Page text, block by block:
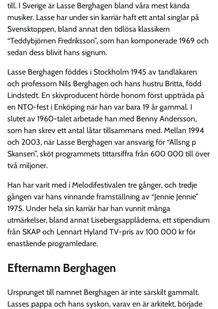
till. I Sverige är Lasse Berghagen bland våra mest kända
musiker. Lasse har under sin karriär haft ett antal singlar på
Svensktoppen, bland annat den tidlösa klassikern
“Teddybjörnen Fredriksson”, som han komponerade 1969 och
sedan dess blivit hans signum.
Lasse Berghagen föddes i Stockholm 1945 av tandläkaren
och professorn Nils Berghagen och hans hustru Britta, född
Lindstedt. En skivproducent hörde honom först uppträda på
en NTO-fest i Enköping när han var bara 19 år gammal. I
slutet av 1960-talet arbetade han med Benny Andersson,
som han skrev ett antal låtar tillsammans med. Mellan 1994
och 2003, när Lasse Berghagen var ansvarig för “Allsng p
Skansen”, sköt programmets tittarsiffra från 600 000 till över
två miljoner.
Han har varit med i Melodifestivalen tre gånger, och tredje
gången var hans vinnande framställning av “Jennie Jennie”
1975. Under hela sin karriär har han vunnit många
utmärkelser, bland annat Lisebergsapplåderna, ett stipendium
från SKAP och Lennart Hyland TV-pris av 100 000 kr för
enastående programledare.
Efternamn Berghagen
Ursprunget till namnet Berghagen är inte särskilt gammalt.
Lasses pappa och hans syskon, varav en är arkitekt, började